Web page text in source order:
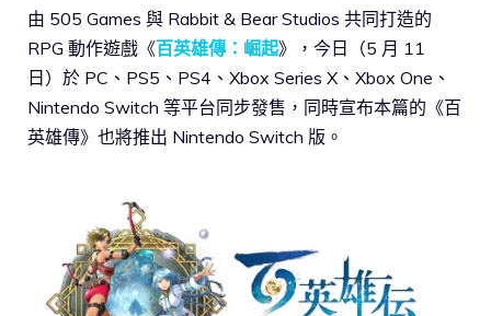
由 505 Games 與 Rabbit & Bear Studios 共同打造的
RPG 動作遊戲《百英雄傳：崛起》，今日（5 月 11
日）於 PC、PS5、PS4、Xbox Series X、Xbox One、
Nintendo Switch 等平台同步發售，同時宣布本篇的《百
英雄傳》也將推出 Nintendo Switch 版。